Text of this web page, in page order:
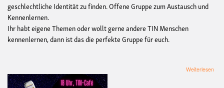
geschlechtliche Identität zu finden. Offene Gruppe zum Austausch und
Kennenlernen.
Ihr habt eigene Themen oder wollt gerne andere TIN Menschen
kennenlernen, dann ist das die perfekte Gruppe für euch.
Weiterlesen